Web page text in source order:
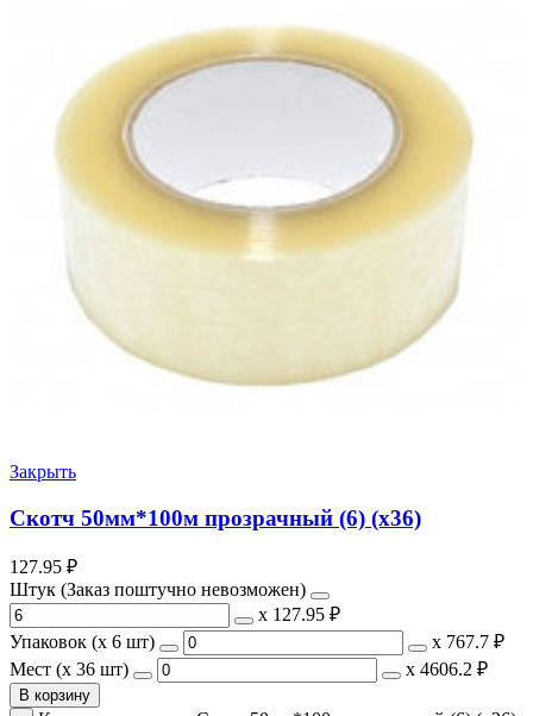
Закрыть
Скотч 50мм*100м прозрачный (6) (х36)
127.95 ₽
Штук (Заказ поштучно невозможен)
х 127.95 ₽
Упаковок (x 6 шт)
х 767.7 ₽
Мест (x 36 шт)
х 4606.2 ₽
В корзину